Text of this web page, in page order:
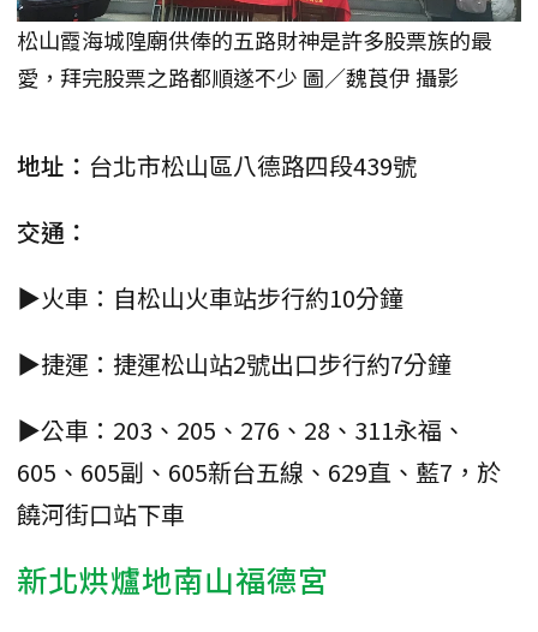
松山霞海城隍廟供俸的五路財神是許多股票族的最
愛，拜完股票之路都順遂不少 圖／魏莨伊 攝影
地址： 台北市松山區八德路四段439號
交通：
▶火車：自松山火車站步行約10分鐘
▶捷運：捷運松山站2號出口步行約7分鐘
▶公車：203、205、276、28、311永福、
605、605副、605新台五線、629直、藍7，於
饒河街口站下車
新北烘爐地南山福德宮